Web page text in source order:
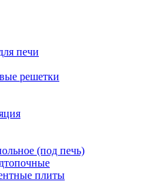
печи
решетки
(под печь)
плиты